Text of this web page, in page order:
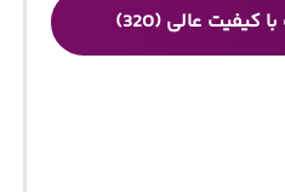
کیفیت عالی (320)